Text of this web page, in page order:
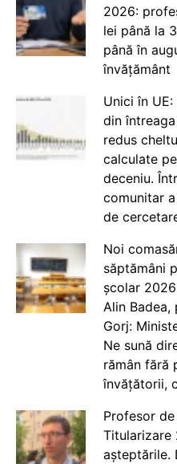
2026:
lei până la
până în
învățământ
Unici în
din
redus
calculate
deceniu.
comunitar
de
Noi
săptămâni
școlar
Alin Badea,
Gorj:
Ne sună
rămân fără
învățătorii,
Profesor
Titularizare
așteptările.